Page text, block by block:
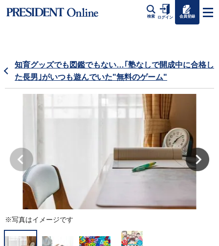
検索 ログイン 会員登録
知育グッズでも図鑑でもない…｢塾なしで開成中に合格し
た長男｣がいつも遊んでいた"無料のゲーム"
※写真はイメージです